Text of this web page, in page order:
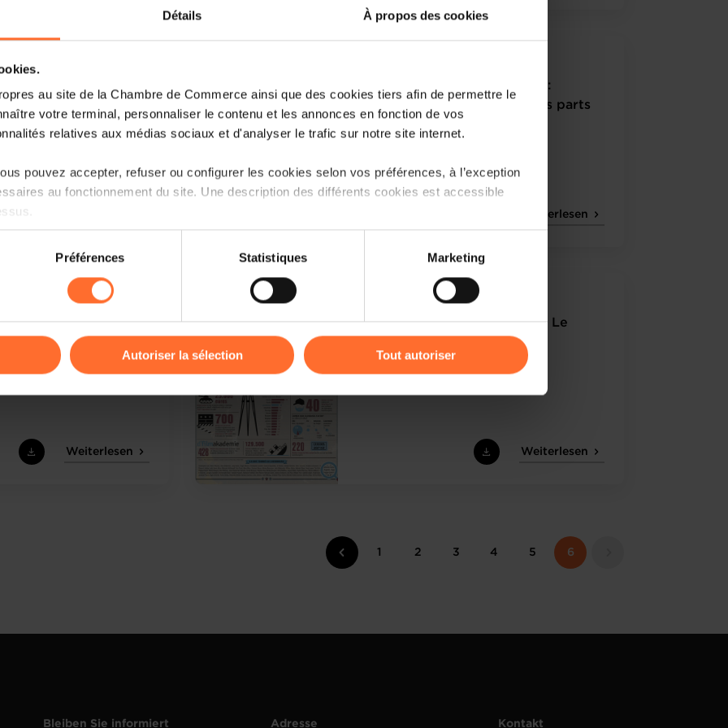
Détails À propos des cookies
au site de la Chambre de Commerce ainsi que des cookies tiers afin de permettre le
votre terminal, personnaliser le contenu et les annonces en fonction de vos
relatives aux médias sociaux et d'analyser le trafic sur notre site internet.
pouvez accepter, refuser ou configurer les cookies selon vos préférences, à l’exception
au fonctionnement du site. Une description des différents cookies est accessible
sur le site et certaines fonctionnalités (ex : lecture de vidéos, partage sur les réseaux
ou des cookies non nécessaires.
notre
Charte d’usage des cookieset notrePolitique de protection des données
Préférences Statistiques Marketing
Autoriser la sélection Tout autoriser
- Relever les défis
Merkur Infographic 03/2015 :
Communication - Gagner des parts
Weiterlesen
02/2015 :
Le nouvel Eldorado
Weiterlesen
Merkur Infographic 01/2015 : Le
Weiterlesen
1 2 3 4 5 6
Bleiben Sie informiert Adresse Kontakt